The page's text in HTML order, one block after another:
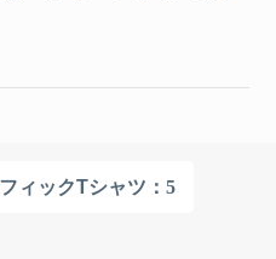
ィックTシャツ ：5